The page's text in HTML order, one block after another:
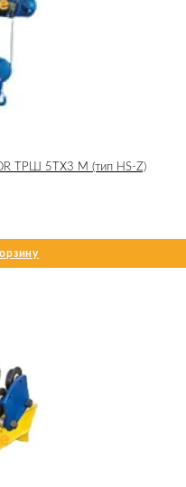
ТРШ 5ТХ3 М (тип HS-Z)